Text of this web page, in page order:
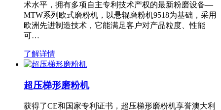
术水平，拥有多项自主专利技术产权的最新粉磨设备—
MTW系列欧式磨粉机，以悬辊磨粉机9518为基础，采用
欧洲先进制造技术，它能满足客户对产品粒度、性能
可…
了解详情
超压梯形磨粉机
获得了CE和国家专利证书，超压梯形磨粉机享誉澳大利